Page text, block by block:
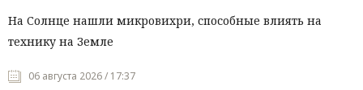
На Солнце нашли микровихри, способные влиять на
технику на Земле
06 августа 2026 / 17:37